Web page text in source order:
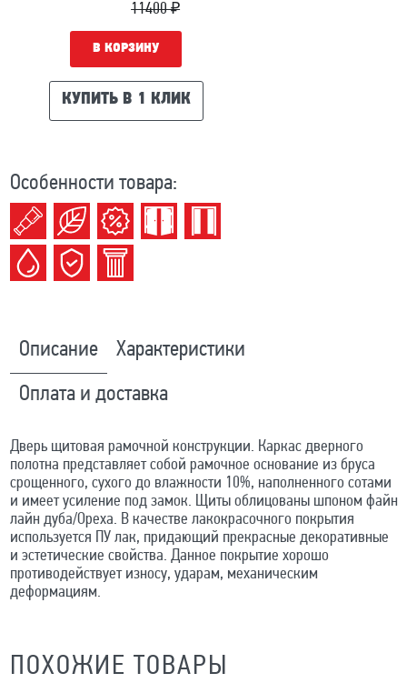
11400 ₽
В КОРЗИНУ
КУПИТЬ В 1 КЛИК
Особенности товара:
Описание Характеристики
Оплата и доставка
Дверь щитовая рамочной конструкции. Каркас дверного
полотна представляет собой рамочное основание из бруса
срощенного, сухого до влажности 10%, наполненного сотами
и имеет усиление под замок. Щиты облицованы шпоном файн
лайн дуба/Ореха. В качестве лакокрасочного покрытия
используется ПУ лак, придающий прекрасные декоративные
и эстетические свойства. Данное покрытие хорошо
противодействует износу, ударам, механическим
деформациям.
ПОХОЖИЕ ТОВАРЫ